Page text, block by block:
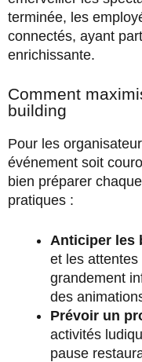
terminée, les
connectés, ayant
enrichissante.
Comment
building
Pour les
événement soit
bien préparer
pratiques :
Anticiper les
et les
grandement
des
Prévoir un
activités
pause